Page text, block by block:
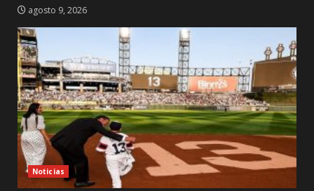
agosto 9, 2026
Noticias